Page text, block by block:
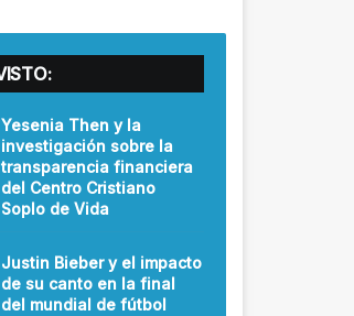
Yesenia Then y la
investigación sobre la
transparencia financiera
del Centro Cristiano
Soplo de Vida
Justin Bieber y el impacto
de su canto en la final
del mundial de fútbol